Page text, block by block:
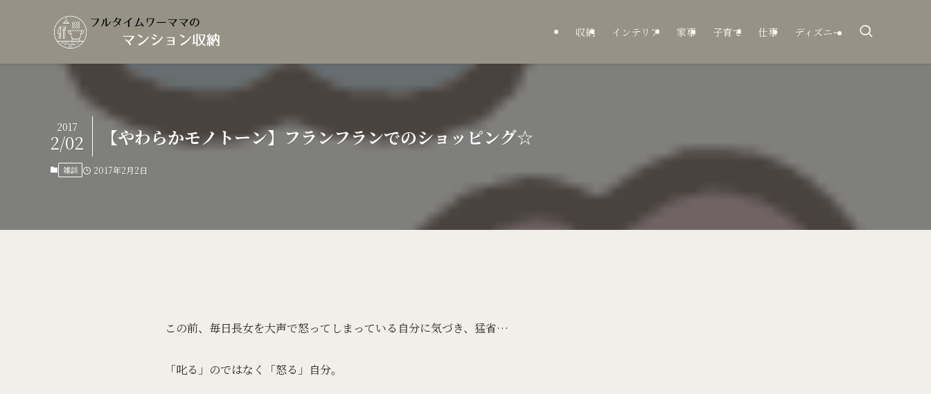
収納 インテリア 家事 子育て 仕事 ディズニー
【やわらかモノトーン】フランフランでのショッピング☆
2017
2/02
雑談 2017年2月2日
この前、毎日長女を大声で怒ってしまっている自分に気づき、猛省…
「叱る」のではなく「怒る」自分。